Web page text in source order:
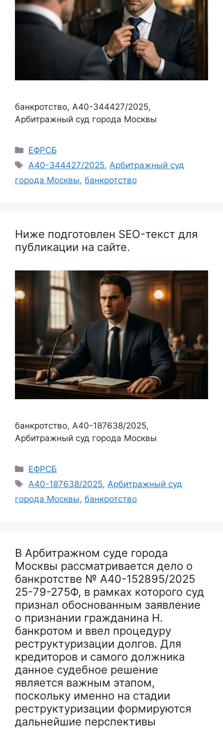
банкротство, А40-344427/2025,
Арбитражный суд города Москвы
Рубрики
ЕФРСБ
Метки
А40-344427/2025,Арбитражный суд
города Москвы, банкротство
Ниже подготовлен SEO-текст для
публикации на сайте.
банкротство, А40-187638/2025,
Арбитражный суд города Москвы
Рубрики
ЕФРСБ
Метки
А40-187638/2025,Арбитражный суд
города Москвы, банкротство
В Арбитражном суде города
Москвы рассматривается дело о
банкротстве № А40-152895/2025
25-79-275Ф, в рамках которого суд
признал обоснованным заявление
о признании гражданина Н.
банкротом и ввел процедуру
реструктуризации долгов. Для
кредиторов и самого должника
данное судебное решение
является важным этапом,
поскольку именно на стадии
реструктуризации формируются
дальнейшие перспективы